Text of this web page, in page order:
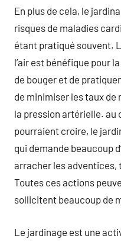
En plus de cela, le
risques de maladies
étant pratiqué souvent.
l’air est bénéfique pour
de bouger et de
de minimiser les taux de
la pression artérielle. au
pourraient croire, le
qui demande beaucoup
arracher les
Toutes ces actions
sollicitent beaucoup de
Le jardinage est une